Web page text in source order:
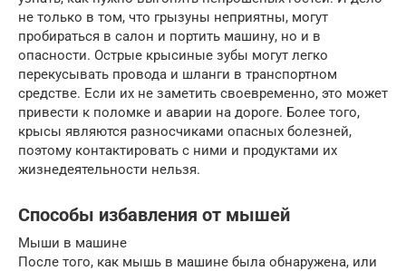
не только в том, что грызуны неприятны, могут
пробираться в салон и портить машину, но и в
опасности. Острые крысиные зубы могут легко
перекусывать провода и шланги в транспортном
средстве. Если их не заметить своевременно, это может
привести к поломке и аварии на дороге. Более того,
крысы являются разносчиками опасных болезней,
поэтому контактировать с ними и продуктами их
жизнедеятельности нельзя.
Способы избавления от мышей
Мыши в машине
После того, как мышь в машине была обнаружена, или